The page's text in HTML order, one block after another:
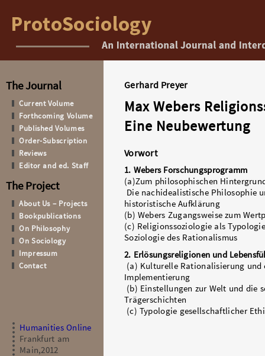
The Journal
Current Volume
Forthcoming Volume
Published Volumes
Order-Subscription
Reviews
Editor and ed. Staff
The Project
About Us – Projects
Bookpublications
On Philosophy
On Sociology
Impressum
Contact
Vorwort
1. Webers Forschungsprogramm
(a)Zum philosophischen
Die nachidealistische Philosophie
historistische Aufklärung
(b) Webers Zugangsweise zum
(c) Religionssoziologie als
Soziologie des Rationalismus
2. Erlösungsreligionen und
(a) Kulturelle Rationalisierung und
Implementierung
(b) Einstellungen zur Welt und die
Trägerschichten
(c) Typologie gesellschaftlicher
Gerhard Preyer
Max Webers
Eine Neubewertung
Humanities Online
Frankfurt am
Main,2012